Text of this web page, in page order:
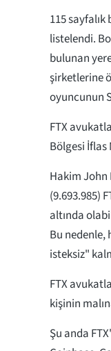
115
listelendi.
bulunan
şirketlerine
oyuncunun
FTX
Bölgesi
Hakim John
(9.693.985)
altında
Bu
isteksiz"
FTX
kişinin
Şu anda